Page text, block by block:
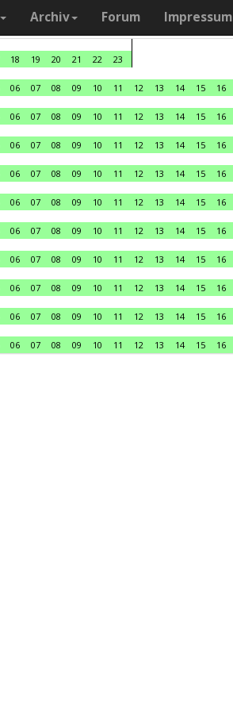
Archiv Forum Impressum
18 19 20 21 22
23
06 07 08 09 10 11 12 13 14 15 16
06 07 08 09 10 11 12 13 14 15 16
06 07 08 09 10 11 12 13 14 15 16
06 07 08 09 10 11 12 13 14 15 16
06 07 08 09 10 11 12 13 14 15 16
06 07 08 09 10 11 12 13 14 15 16
06 07 08 09 10 11 12 13 14 15 16
06 07 08 09 10 11 12 13 14 15 16
06 07 08 09 10 11 12 13 14 15 16
06 07 08 09 10 11 12 13 14 15 16